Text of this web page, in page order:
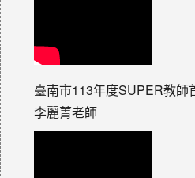
臺南市113年度SUPER教師
李麗菁老師